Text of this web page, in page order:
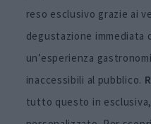
reso esclusivo grazie ai
degustazione immediata
un’esperienza
inaccessibili al pubblico.
tutto questo in